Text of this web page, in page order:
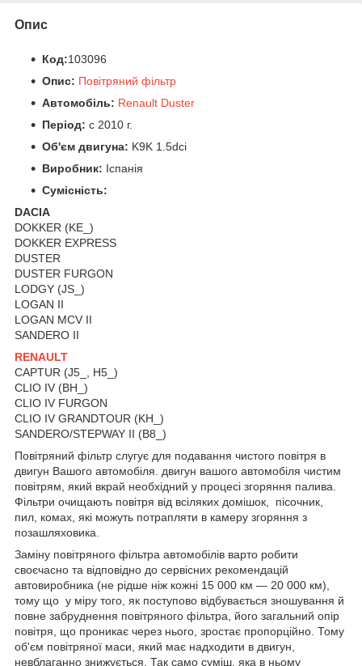
Опис
Код:103096
Опис: Повітряний фільтр
Автомобіль: Renault Duster
Період: c 2010 г.
Об'єм двигуна: K9K 1.5dci
Виробник: Іспанія
Сумісність:
DACIA
DOKKER (KE_)
DOKKER EXPRESS
DUSTER
DUSTER FURGON
LODGY (JS_)
LOGAN II
LOGAN MCV II
SANDERO II
RENAULT
CAPTUR (J5_, H5_)
CLIO IV (BH_)
CLIO IV FURGON
CLIO IV GRANDTOUR (KH_)
SANDERO/STEPWAY II (B8_)
Повітряний фільтр слугує для подавання чистого повітря в
двигун Вашого автомобіля. двигун вашого автомобіля чистим
повітрям, який вкрай необхідний у процесі згоряння палива.
Фільтри очищають повітря від всіляких домішок, пісочник,
пил, комах, які можуть потрапляти в камеру згоряння з
позашляховика.
Заміну повітряного фільтра автомобілів варто робити
своєчасно та відповідно до сервісних рекомендацій
автовиробника (не рідше ніж кожні 15 000 км — 20 000 км),
тому що у міру того, як поступово відбувається зношування й
повне забруднення повітряного фільтра, його загальний опір
повітря, що проникає через нього, зростає пропорційно. Тому
об'єм повітряної маси, який має надходити в двигун,
невблаганно знижується. Так само суміш, яка в ньому